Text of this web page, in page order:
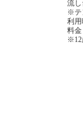
流
※テ
利
料金
※12